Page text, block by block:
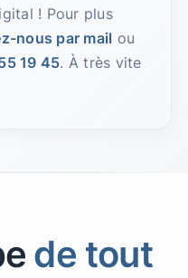
! Pour plus
nous par mail ou
19 45. À très vite
de tout